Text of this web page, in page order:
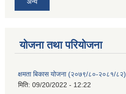
याेजना तथा परियाेजना
क्षमता बिकास योजना (२०७९/८०-२०८१/८२)
मिति: 09/20/2022 - 12:22